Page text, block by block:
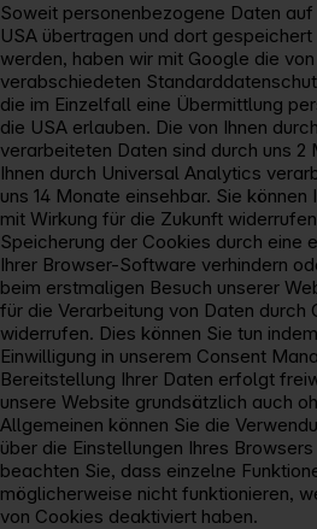
Soweit personenbezogene Daten
USA übertragen und dort
werden, haben wir mit Google die
verabschiedeten
die im Einzelfall eine Übermittlung
die USA erlauben. Die von Ihnen
verarbeiteten Daten sind durch uns 2
Ihnen durch Universal Analytics
uns 14 Monate einsehbar. Sie
mit Wirkung für die Zukunft
Speicherung der Cookies durch eine
Ihrer Browser-Software verhindern
beim erstmaligen Besuch unserer
für die Verarbeitung von Daten durch
widerrufen. Dies können Sie tun
Einwilligung in unserem Consent
Bereitstellung Ihrer Daten erfolgt
unsere Website grundsätzlich auch
Allgemeinen können Sie die
über die Einstellungen Ihres
beachten Sie, dass einzelne
möglicherweise nicht funktionieren,
von Cookies deaktiviert haben.